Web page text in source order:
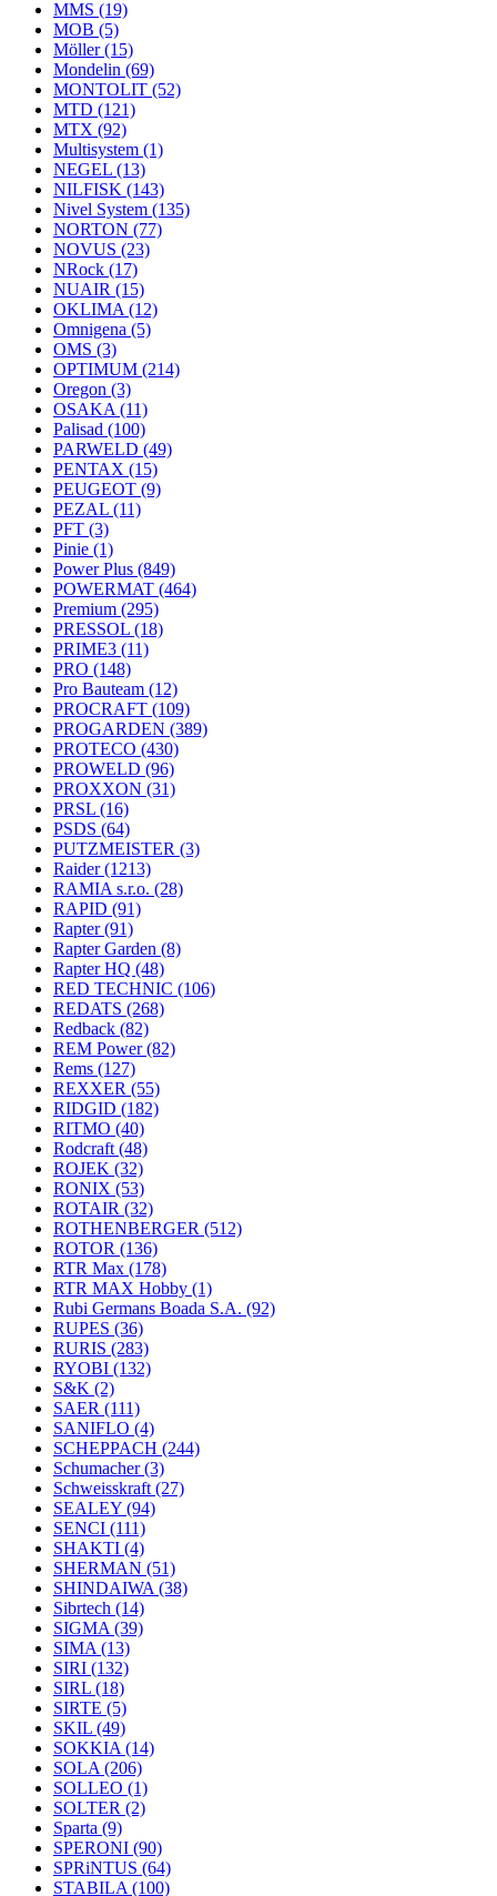
MMS (19)
MOB (5)
Möller(15)
Mondelin (69)
MONTOLIT (52)
MTD (121)
MTX (92)
Multisystem (1)
NEGEL (13)
NILFISK (143)
Nivel System (135)
NORTON (77)
NOVUS (23)
NRock (17)
NUAIR (15)
OKLIMA (12)
Omnigena (5)
OMS (3)
OPTIMUM (214)
Oregon (3)
OSAKA (11)
Palisad (100)
PARWELD (49)
PENTAX (15)
PEUGEOT (9)
PEZAL (11)
PFT (3)
Pinie (1)
Power Plus (849)
POWERMAT (464)
Premium (295)
PRESSOL (18)
PRIME3 (11)
PRO (148)
Pro Bauteam (12)
PROCRAFT (109)
PROGARDEN (389)
PROTECO (430)
PROWELD (96)
PROXXON (31)
PRSL (16)
PSDS (64)
PUTZMEISTER (3)
Raider(1213)
RAMIA s.r.o. (28)
RAPID (91)
Rapter(91)
Rapter Garden (8)
Rapter HQ (48)
RED TECHNIC (106)
REDATS (268)
Redback (82)
REM Power(82)
Rems (127)
REXXER (55)
RIDGID (182)
RITMO (40)
Rodcraft (48)
ROJEK (32)
RONIX (53)
ROTAIR (32)
ROTHENBERGER (512)
ROTOR (136)
RTR Max (178)
RTR MAX Hobby (1)
Rubi Germans Boada S.A. (92)
RUPES (36)
RURIS (283)
RYOBI (132)
S&K (2)
SAER (111)
SANIFLO (4)
SCHEPPACH (244)
Schumacher(3)
Schweisskraft (27)
SEALEY (94)
SENCI (111)
SHAKTI (4)
SHERMAN (51)
SHINDAIWA (38)
Sibrtech (14)
SIGMA (39)
SIMA (13)
SIRI (132)
SIRL (18)
SIRTE (5)
SKIL (49)
SOKKIA (14)
SOLA (206)
SOLLEO (1)
SOLTER (2)
Sparta (9)
SPERONI (90)
SPRiNTUS (64)
STABILA (100)